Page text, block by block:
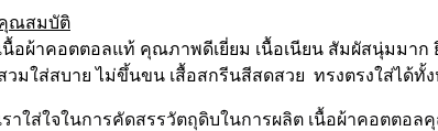
ณสมบัติ
นื้อผ้าคอตตอลแท้ คุณภาพดีเยี่ยม เนื้อเนียน สัมผัสนุ่มมาก
วมใส่สบาย ไม่ขึ้นขน เสื้อสกรีนสีสดสวย ทรงตรงใส่ได้ทั้
ราใส่ใจในการคัดสรรวัตถุดิบในการผลิต เนื้อผ้าคอตตอล